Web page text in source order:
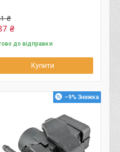
₴
₴
до відправки
Купити
–9%